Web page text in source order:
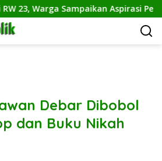
Sampaikan Aspirasi
Debar Dibobol
dan Buku Nikah